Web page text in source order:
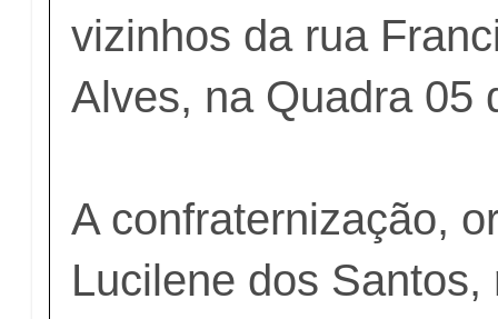
vizinhos da rua
Alves, na Quadra 05
A confraternização,
Lucilene dos Santos,